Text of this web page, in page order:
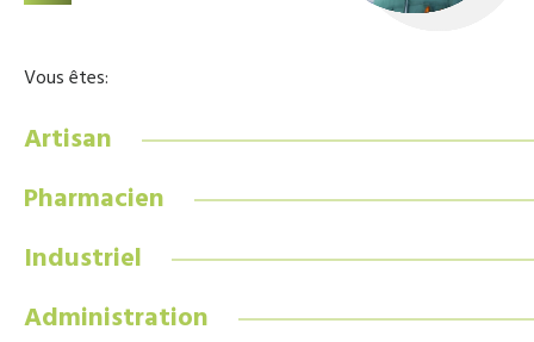
Vous êtes:
Artisan
Pharmacien
Industriel
Administration